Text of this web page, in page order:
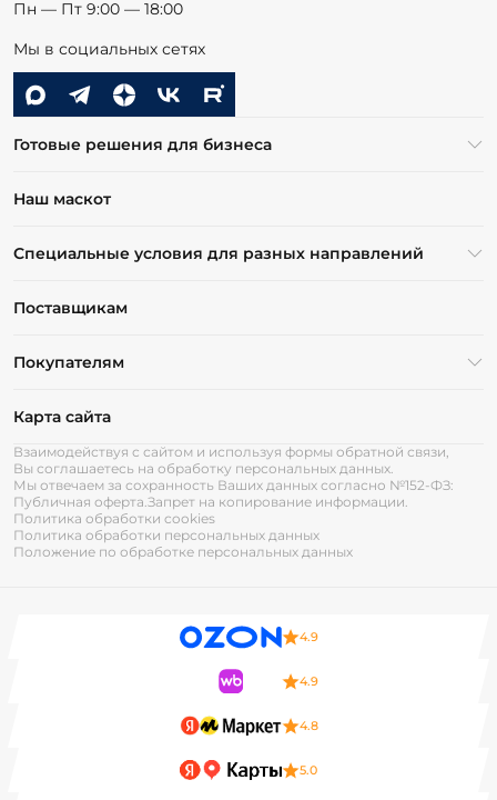
Пн — Пт 9:00 — 18:00
Мы в социальных сетях
Готовые решения для бизнеса
Наш маскот
Специальные условия для разных направлений
Поставщикам
Покупателям
Карта сайта
Взаимодействуя с сайтом и используя формы обратной связи,
Вы соглашаетесь на обработку персональных данных.
Мы отвечаем за сохранность Ваших данных согласно №152-ФЗ:
Публичная оферта.Запрет на копирование информации.
Политика обработки cookies
Политика обработки персональных данных
Положение по обработке персональных данных
4.9
4.9
4.8
5.0